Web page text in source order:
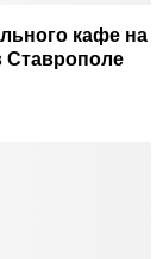
кафе на
Ставрополе